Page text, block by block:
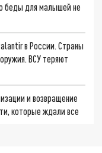
беды для малышей не
в России. Страны
ВСУ теряют
и возвращение
которые ждали все